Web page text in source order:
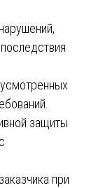
защиты
при